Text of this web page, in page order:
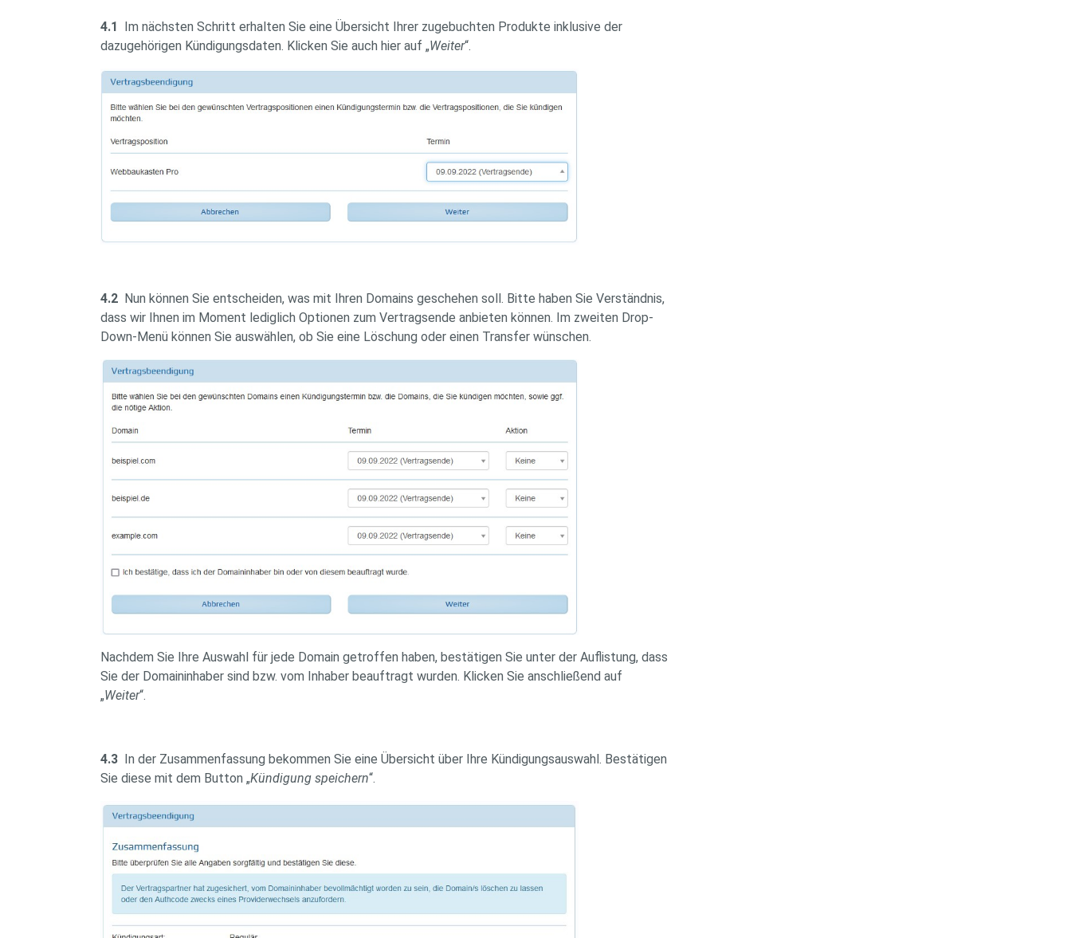
4.1 Im nächsten Schritt erhalten Sie eine Übersicht Ihrer zugebuchten Produkte inklusive der
dazugehörigen Kündigungsdaten. Klicken Sie auch hier auf „Weiter“.
4.2 Nun können Sie entscheiden, was mit Ihren Domains geschehen soll. Bitte haben Sie Verständnis,
dass wir Ihnen im Moment lediglich Optionen zum Vertragsende anbieten können. Im zweiten Drop-
Down-Menü können Sie auswählen, ob Sie eine Löschung oder einen Transfer wünschen.
Nachdem Sie Ihre Auswahl für jede Domain getroffen haben, bestätigen Sie unter der Auflistung, dass
Sie der Domaininhaber sind bzw. vom Inhaber beauftragt wurden. Klicken Sie anschließend auf
„Weiter“.
4.3 In der Zusammenfassung bekommen Sie eine Übersicht über Ihre Kündigungsauswahl. Bestätigen
Sie diese mit dem Button „Kündigung speichern“.